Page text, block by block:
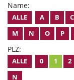
Name:
ALLE A B C
M
N O P
PLZ:
ALLE 0 1 2
N